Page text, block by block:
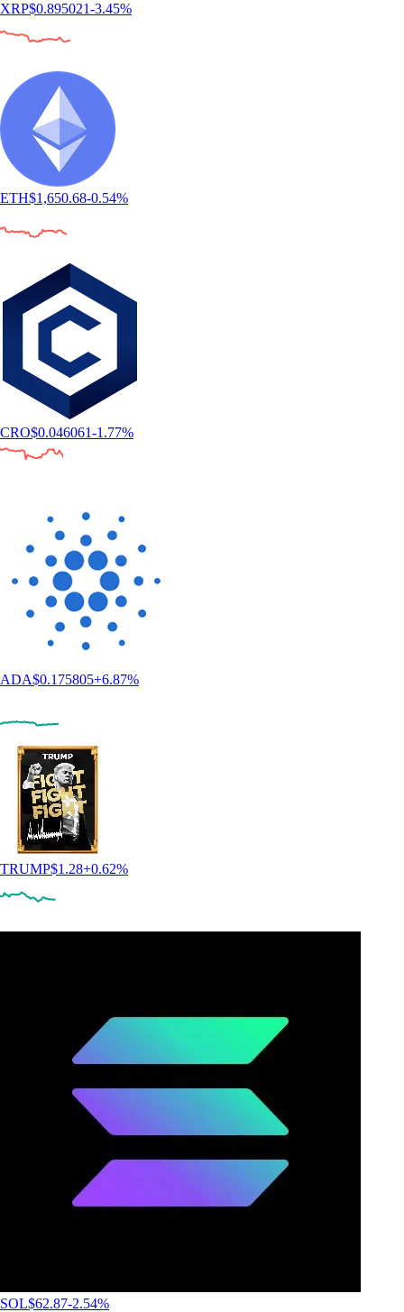
XRP$0.895021-3.45%
ETH$1,650.68-0.54%
CRO$0.046061-1.77%
ADA$0.175805+6.87%
TRUMP$1.28+0.62%
SOL$62.87-2.54%